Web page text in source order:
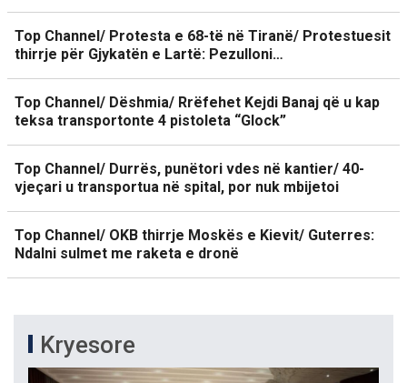
Top Channel/ Protesta e 68-të në Tiranë/ Protestuesit
thirrje për Gjykatën e Lartë: Pezulloni…
Top Channel/ Dëshmia/ Rrëfehet Kejdi Banaj që u kap
teksa transportonte 4 pistoleta “Glock”
Top Channel/ Durrës, punëtori vdes në kantier/ 40-
vjeçari u transportua në spital, por nuk mbijetoi
Top Channel/ OKB thirrje Moskës e Kievit/ Guterres:
Ndalni sulmet me raketa e dronë
Kryesore